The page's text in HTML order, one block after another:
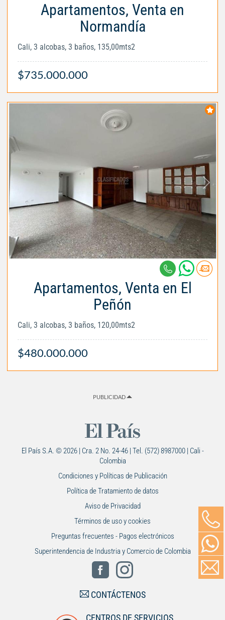
Apartamentos, Venta en
Normandía
Cali, 3 alcobas, 3 baños, 135,00mts2
$735.000.000
Apartamentos, Venta en El
Peñón
Cali, 3 alcobas, 3 baños, 120,00mts2
$480.000.000
PUBLICIDAD
El País S.A. © 2026 | Cra. 2 No. 24-46 | Tel. (572) 8987000 | Cali -
Colombia
Condiciones y Políticas de Publicación
Política de Tratamiento de datos
Aviso de Privacidad
Términos de uso y cookies
Preguntas frecuentes - Pagos electrónicos
Superintendencia de Industria y Comercio de Colombia
CONTÁCTENOS
CENTROS DE SERVICIOS